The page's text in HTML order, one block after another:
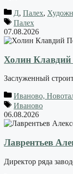
Д, Палех,
Палех
07.08.2026
Холин Клавдий
Заслуженный
Иваново,
Иваново
06.08.2026
Лаврентьев
Директор ряда